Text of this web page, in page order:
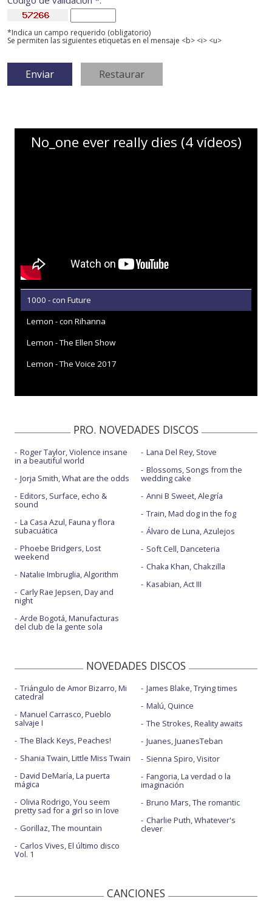
*Indica un campo requerido (obligatorio)
Se permiten las siguientes etiquetas en el mensaje <b> <i> <u>
No_one ever really dies (4 vídeos)
1000 - con Future
Lemon - con Rihanna
Lemon - The Ellen Show
Lemon - The Voice 2017
PRO. NOVEDADES DISCOS
Roger Taylor, Violence insane
in a beautiful world
Jorja Smith, What are the odds
Editors, Surface, echo &
sound
La Casa Azul, Fauna y flora
subacuática
Phoebe Bridgers, Lost
weekend
Natalie Imbruglia, Algorithm
Carly Rae Jepsen, Day and
night
Arde Bogotá, Manufacturas
del club de la gente sola
Lana Del Rey, Stove
Blossoms, Songs from the
wedding cake
Anni B Sweet, Alegría
Train, Mad dog in the fog
Álvaro de Luna, Azulejos
Soft Cell, Danceteria
Chaka Khan, Chakzilla
Kasabian, Act III
NOVEDADES DISCOS
Triángulo de Amor Bizarro, Mi
catedral
Manuel Carrasco, Pueblo
salvaje I
The Black Keys, Peaches!
Shania Twain, Little Miss Twain
David DeMaría, La puerta
mágica
Olivia Rodrigo, You seem
pretty sad for a girl so in love
Gorillaz, The mountain
Carlos Vives, El último disco
Vol. 1
James Blake, Trying times
Malú, Quince
The Strokes, Reality awaits
Juanes, JuanesTeban
Sienna Spiro, Visitor
Fangoria, La verdad o la
imaginación
Bruno Mars, The romantic
Charlie Puth, Whatever's
clever
CANCIONES